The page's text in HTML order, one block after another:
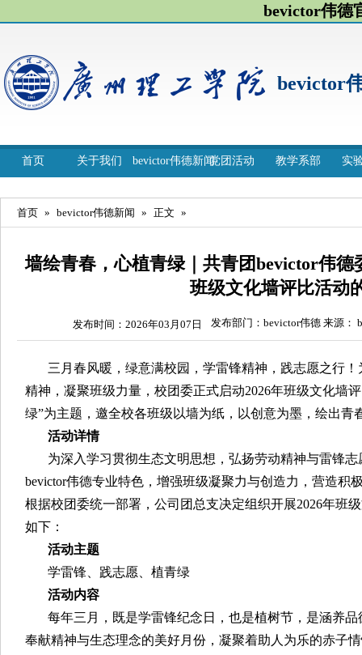
bevictor伟德
bevictor
首页 关于我们 bevictor伟德新闻党团活动 教学系部 实
首页 » bevictor伟德新闻 » 正文 »
墙绘青春，心植青绿｜共青团bevictor伟德
班级文化墙评比活动
发布时间：2026年03月07日 发布部门：bevictor伟德 来源：
三月春风暖，绿意满校园，学雷锋精神，践志愿之行
精神，凝聚班级力量，校团委正式启动2026年班级文化墙
绿”为主题，邀全校各班级以墙为纸，以创意为墨，绘出青
活动详情
为深入学习贯彻生态文明思想，弘扬劳动精神与雷锋
bevictor伟德专业特色，增强班级凝聚力与创造力，营造积
根据校团委统一部署，公司团总支决定组织开展2026年班
如下：
活动主题
学雷锋、践志愿、植青绿
活动内容
每年三月，既是学雷锋纪念日，也是植树节，是涵养
奉献精神与生态理念的美好月份，凝聚着助人为乐的赤子